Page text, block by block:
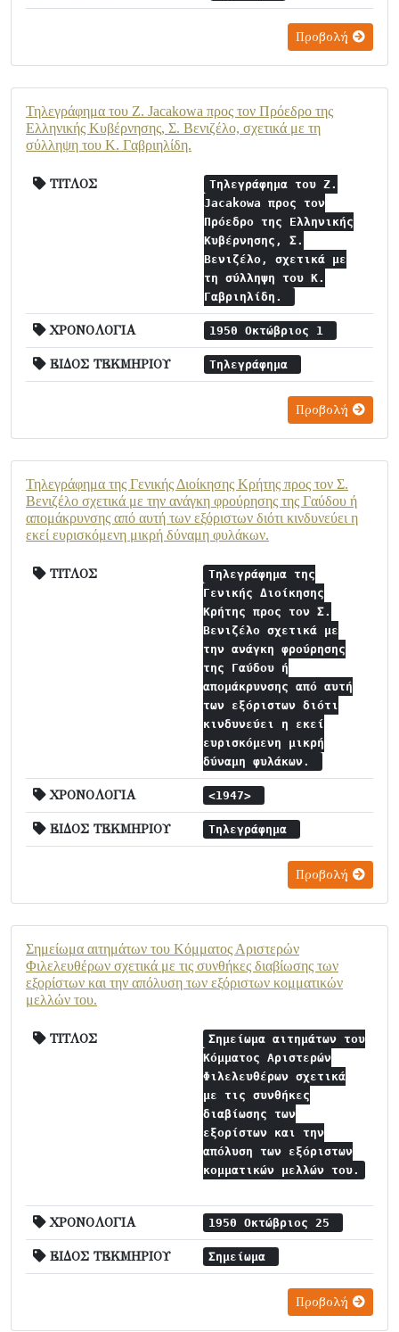
Προβολή
Τηλεγράφημα του Z. Jacakowa προς τον Πρόεδρο της
Ελληνικής Κυβέρνησης, Σ. Βενιζέλο, σχετικά με τη
σύλληψη του Κ. Γαβριηλίδη.
ΤΙΤΛΟΣ
Τηλεγράφημα του Z.
Jacakowa προς τον
Πρόεδρο της Ελληνικής
Κυβέρνησης, Σ.
Βενιζέλο, σχετικά με
τη σύλληψη του Κ.
Γαβριηλίδη.
ΧΡΟΝΟΛΟΓΙΑ 1950 Οκτώβριος 1
ΕΙΔΟΣ ΤΕΚΜΗΡΙΟΥ Τηλεγράφημα
Προβολή
Τηλεγράφημα της Γενικής Διοίκησης Κρήτης προς τον Σ.
Βενιζέλο σχετικά με την ανάγκη φρούρησης της Γαύδου ή
απομάκρυνσης από αυτή των εξόριστων διότι κινδυνεύει η
εκεί ευρισκόμενη μικρή δύναμη φυλάκων.
ΤΙΤΛΟΣ
Τηλεγράφημα της
Γενικής Διοίκησης
Κρήτης προς τον Σ.
Βενιζέλο σχετικά με
την ανάγκη φρούρησης
της Γαύδου ή
απομάκρυνσης από αυτή
των εξόριστων διότι
κινδυνεύει η εκεί
ευρισκόμενη μικρή
δύναμη φυλάκων.
ΧΡΟΝΟΛΟΓΙΑ <1947>
ΕΙΔΟΣ ΤΕΚΜΗΡΙΟΥ Τηλεγράφημα
Προβολή
Σημείωμα αιτημάτων του Κόμματος Αριστερών
Φιλελευθέρων σχετικά με τις συνθήκες διαβίωσης των
εξορίστων και την απόλυση των εξόριστων κομματικών
μελλών του.
ΤΙΤΛΟΣ
Σημείωμα αιτημάτων του
Κόμματος Αριστερών
Φιλελευθέρων σχετικά
με τις συνθήκες
διαβίωσης των
εξορίστων και την
απόλυση των εξόριστων
κομματικών μελλών του.
ΧΡΟΝΟΛΟΓΙΑ 1950 Οκτώβριος 25
ΕΙΔΟΣ ΤΕΚΜΗΡΙΟΥ Σημείωμα
Προβολή